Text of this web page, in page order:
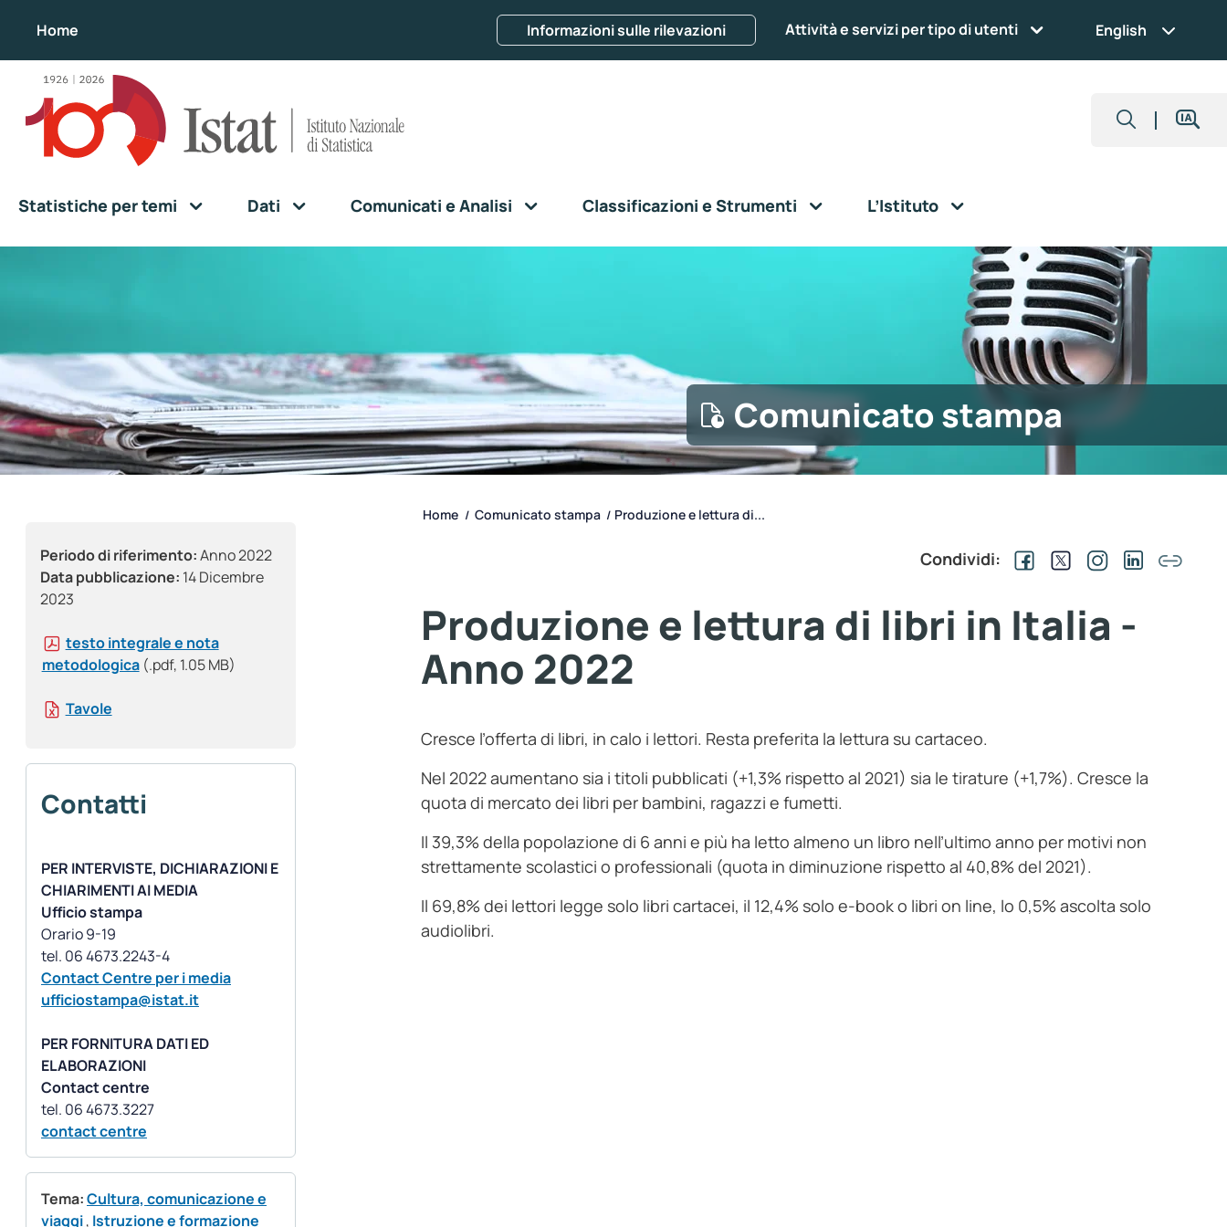
Home Informazioni sulle rilevazioni Attività e servizi per tipo di utenti English
Statistiche per temi Dati Comunicati e Analisi Classificazioni e Strumenti L’Istituto
Comunicato stampa
Periodo di riferimento:Anno 2022
Data pubblicazione: 14 Dicembre
2023
testo integrale e nota
metodologica (.pdf, 1.05 MB)
Tavole
Contatti
PER INTERVISTE, DICHIARAZIONI E
CHIARIMENTI AI MEDIA
Ufficio stampa
Orario 9-19
Contact Centre per i media
ufficiostampa@istat.it
PER FORNITURA DATI ED
ELABORAZIONI
Contact centre
contact centre
Tema:Cultura, comunicazione e
viaggi, Istruzione e formazione
Home / Comunicato stampa / Produzione e lettura di...
Condividi:
Produzione e lettura di libri in Italia -
Anno 2022
Cresce l’offerta di libri, in calo i lettori. Resta preferita la lettura su cartaceo.
Nel 2022 aumentano sia i titoli pubblicati (+1,3% rispetto al 2021) sia le tirature (+1,7%). Cresce la
quota di mercato dei libri per bambini, ragazzi e fumetti.
Il 39,3% della popolazione di 6 anni e più ha letto almeno un libro nell’ultimo anno per motivi non
strettamente scolastici o professionali (quota in diminuzione rispetto al 40,8% del 2021).
Il 69,8% dei lettori legge solo libri cartacei, il 12,4% solo e-book o libri on line, lo 0,5% ascolta solo
audiolibri.